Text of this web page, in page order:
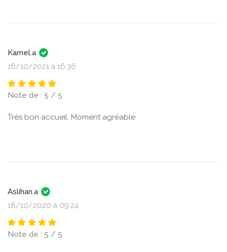
Kamel.a
16/10/2021 à 16:36
Note de : 5 / 5
Très bon accueil. Moment agréable
Aslihan.a
18/10/2020 à 09:24
Note de : 5 / 5